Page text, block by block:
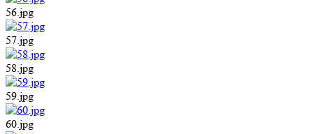
56.jpg
57.jpg
58.jpg
59.jpg
60.jpg